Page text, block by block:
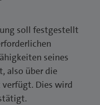
soll festgestellt
seines
also über die
Dies wird